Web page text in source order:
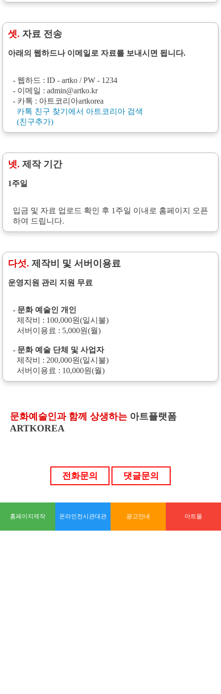
셋. 자료 전송
아래의 웹하드나 이메일로 자료를 보내시면 됩니다.
- 웹하드 : ID - artko / PW - 1234
- 이메일 : admin@artko.kr
- 카톡 : 아트코리아artkorea
카톡 친구 찾기에서 아트코리아 검색
(친구추가)
넷. 제작 기간
1주일
입금 및 자료 업로드 확인 후 1주일 이내로 홈페이지 오픈
하여 드립니다.
다섯. 제작비 및 서버이용료
운영지원 관리 지원 무료
- 문화 예술인 개인
제작비 : 100,000원(일시불)
서버이용료 : 5,000원(월)
- 문화 예술 단체 및 사업자
제작비 : 200,000원(일시불)
서버이용료 : 10,000원(월)
문화예술인과 함께 상생하는 아트플랫폼
ARTKOREA
홈페이지제작 온라인전시관대관 광고안내 아트몰